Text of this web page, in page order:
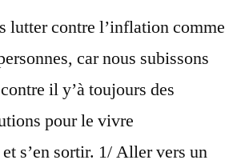
lutter contre l’inflation comme
car nous subissons
il y’à toujours des
pour le vivre
s’en sortir. 1/ Aller vers un